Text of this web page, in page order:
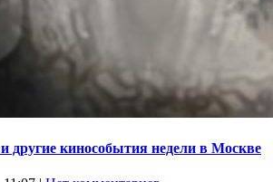
другие кинособытия недели в Москве